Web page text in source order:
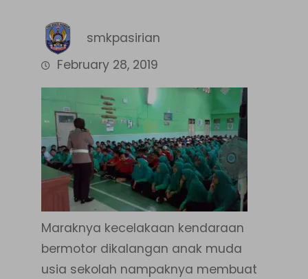
smkpasirian
February 28, 2019
Maraknya kecelakaan kendaraan
bermotor dikalangan anak muda
usia sekolah nampaknya membuat